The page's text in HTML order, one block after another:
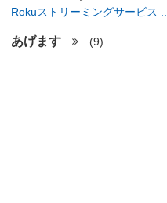
Rokuストリーミングサービス ..
あげます (9)